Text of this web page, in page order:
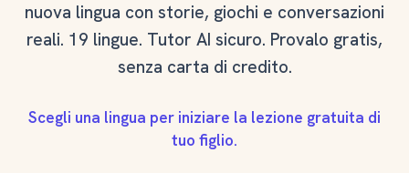
nuova lingua con storie, giochi e conversazioni
reali. 19 lingue. Tutor AI sicuro. Provalo gratis,
senza carta di credito.
Scegli una lingua per iniziare la lezione gratuita di
tuo figlio.